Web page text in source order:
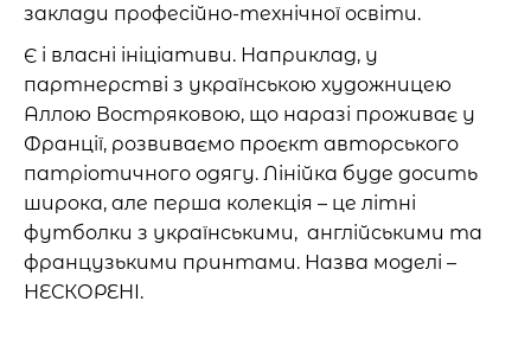
заклади професійно-технічної освіти.
Є і власні ініціативи. Наприклад, у
партнерстві з українською художницею
Аллою Востряковою, що наразі проживає у
Франції, розвиваємо проєкт авторського
патріотичного одягу. Лінійка буде досить
широка, але перша колекція – це літні
футболки з українськими, англійськими та
французькими принтами. Назва моделі –
НЕСКОРЕНІ.